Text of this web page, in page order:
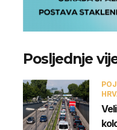
Posljednje